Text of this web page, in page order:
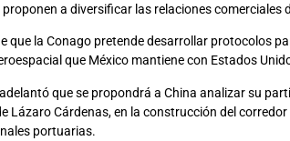
a diversificar las relaciones comerciales
que la Conago pretende desarrollar protocolos
que México mantiene con Estados
que se propondrá a China analizar su
Lázaro Cárdenas, en la construcción del
portuarias.